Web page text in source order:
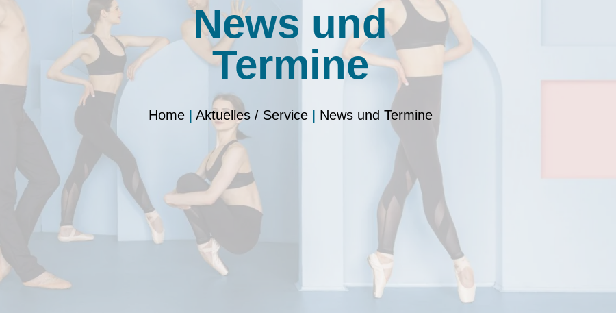
News und
Termine
Home| Aktuelles / Service| News und Termine